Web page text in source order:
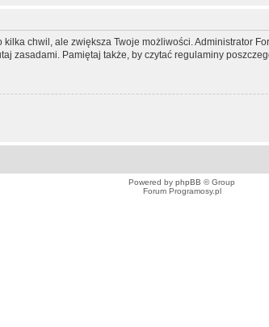
chwil, ale zwiększa Twoje możliwości. Administrator
zasadami. Pamiętaj także, by czytać regulaminy
Powered by phpBB © Group
Forum Programosy.pl